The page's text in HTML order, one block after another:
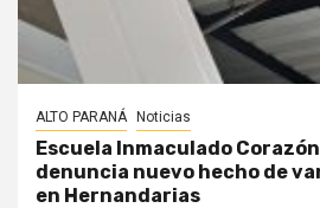
ALTO PARANÁ Noticias
Escuela Inmaculado
denuncia nuevo hecho de
en Hernandarias